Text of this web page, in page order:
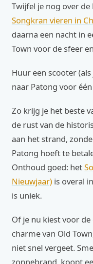
Twijfel je nog over de
Songkran vieren in
daarna een nacht in
Town voor de sfeer
Huur een scooter
naar Patong voor
Zo krijg je het beste
de rust van de
aan het strand,
Patong hoeft te
Onthoud goed: het
Nieuwjaar) is overal
is uniek.
Of je nu kiest voor
charme van Old
niet snel vergeet.